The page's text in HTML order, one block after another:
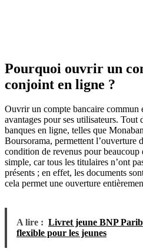
Pourquoi ouvrir un
conjoint en ligne ?
Ouvrir un compte bancaire commun
avantages pour ses utilisateurs. Tout
banques en ligne, telles que
Boursorama, permettent l’ouverture
condition de revenus pour beaucoup
simple, car tous les titulaires n’ont
présents ; en effet, les documents
cela permet une ouverture
A lire : Livret jeune BNP
flexible pour les jeunes